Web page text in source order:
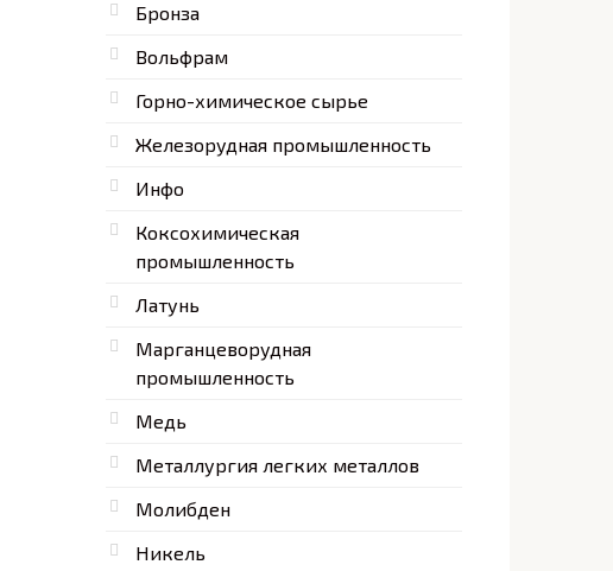
Бронза
Вольфрам
Горно-химическое сырье
Железорудная промышленность
Инфо
Коксохимическая
промышленность
Латунь
Марганцеворудная
промышленность
Медь
Металлургия легких металлов
Молибден
Никель